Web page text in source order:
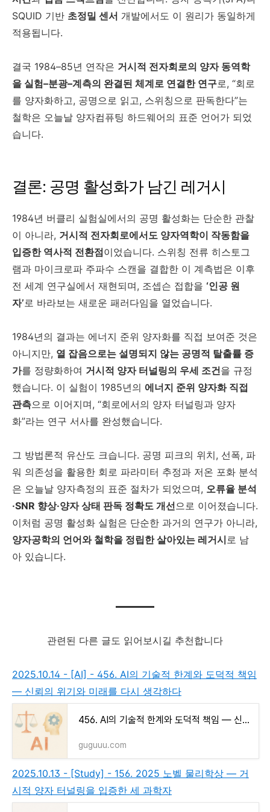
SQUID 기반 초정밀 센서 개발에서도 이 원리가 동일하게
적용됩니다.
결국 1984–85년 연작은 거시적 전자회로의 양자 동역학
을 실험–분광–계측의 완결된 체계로 연결한 연구로, “회로
를 양자화하고, 공명으로 읽고, 스위칭으로 판독한다”는
철학은 오늘날 양자컴퓨팅 하드웨어의 표준 언어가 되었
습니다.
결론: 공명 활성화가 남긴 레거시
1984년 버클리 실험실에서의 공명 활성화는 단순한 관찰
이 아니라, 거시적 전자회로에서도 양자역학이 작동함을
입증한 역사적 전환점이었습니다. 스위칭 전류 히스토그
램과 마이크로파 주파수 스캔을 결합한 이 계측법은 이후
전 세계 연구실에서 재현되며, 조셉슨 접합을 ‘인공 원
자’ 로 바라보는 새로운 패러다임을 열었습니다.
1984년의 결과는 에너지 준위 양자화를 직접 보여준 것은
아니지만, 열 잡음으로는 설명되지 않는 공명적 탈출률 증
가를 정량화하여 거시적 양자 터널링의 우세 조건을 규정
했습니다. 이 실험이 1985년의 에너지 준위 양자화 직접
관측으로 이어지며, “회로에서의 양자 터널링과 양자
화”라는 연구 서사를 완성했습니다.
그 방법론적 유산도 크습니다. 공명 피크의 위치, 선폭, 파
워 의존성을 활용한 회로 파라미터 추정과 저온 포화 분석
은 오늘날 양자측정의 표준 절차가 되었으며, 오류율 분석
·SNR 향상·양자 상태 판독 정확도 개선으로 이어졌습니다.
이처럼 공명 활성화 실험은 단순한 과거의 연구가 아니라,
양자공학의 언어와 철학을 정립한 살아있는 레거시 로 남
아 있습니다.
관련된 다른 글도 읽어보시길 추천합니다
2025.10.14 - [AI] - 456. AI의 기술적 한계와 도덕적 책임
— 신뢰의 위기와 미래를 다시 생각하다
456. AI의 기술적 한계와 도덕적 책임 — 신뢰의 위기와 미래를 다시 생각하다
guguuu.com
2025.10.13 - [Study] - 156. 2025 노벨 물리학상 — 거
시적 양자 터널링을 입증한 세 과학자